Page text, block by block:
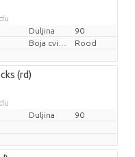
Duljina
90
Rood
(rd)
Duljina
90